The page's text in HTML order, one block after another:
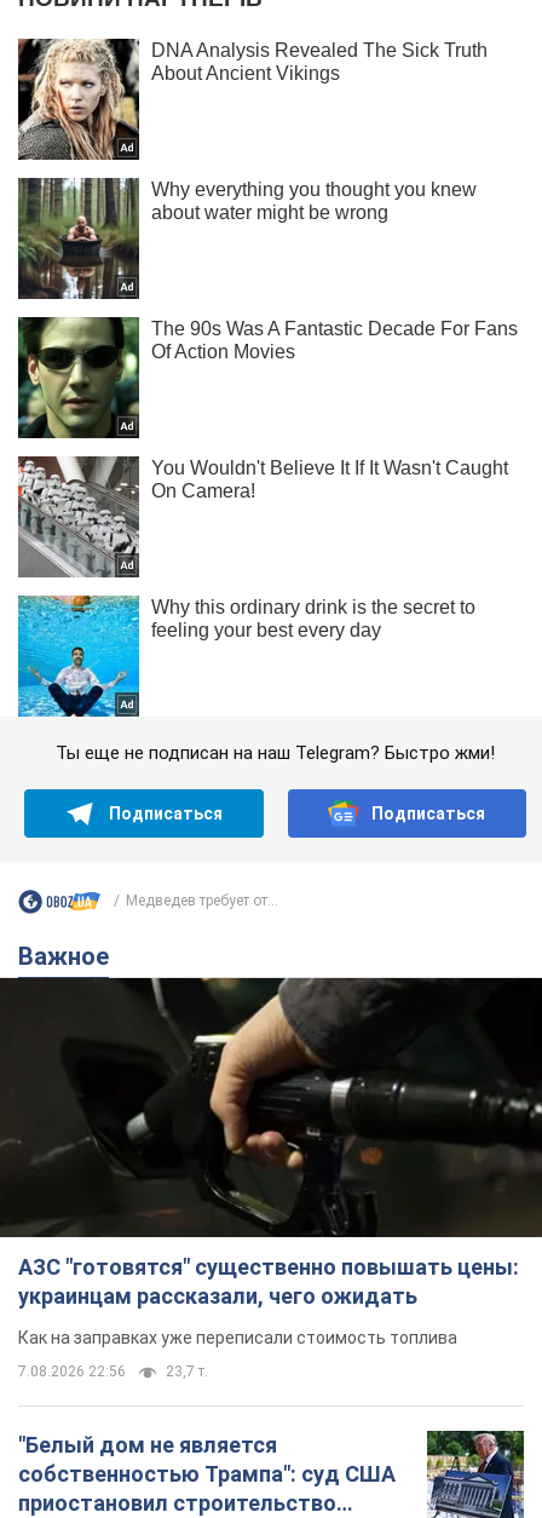
Ты еще не подписан на наш Telegram? Быстро жми!
Подписаться Подписаться
Медведев требует от...
Важное
АЗС "готовятся" существенно повышать цены:
украинцам рассказали, чего ожидать
Как на заправках уже переписали стоимость топлива
7.08.2026 22:56 23,7 т.
"Белый дом не является
собственностью Трампа": суд США
приостановил строительство